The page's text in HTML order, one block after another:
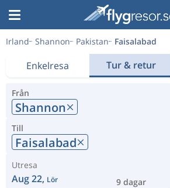
Irland Shannon Pakistan Faisalabad
Enkelresa Tur & retur
Från
Shannon
Till
Faisalabad
Utresa
Aug 22, Lör 9 dagar